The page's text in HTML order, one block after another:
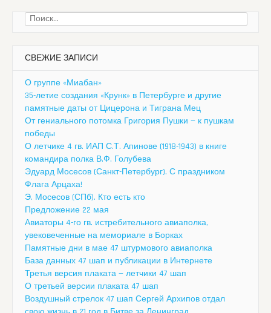
Найти:
СВЕЖИЕ ЗАПИСИ
О группе «Миабан»
35-летие создания «Крунк» в Петербурге и другие
памятные даты от Цицерона и Тиграна Мец
От гениального потомка Григория Пушки — к пушкам
победы
О летчике 4 гв. ИАП С.Т. Апинове (1918-1943) в книге
командира полка В.Ф. Голубева
Эдуард Мосесов (Санкт-Петербург). С праздником
Флага Арцаха!
Э. Мосесов (СПб). Кто есть кто
Предложение 22 мая
Авиаторы 4-го гв. истребительного авиаполка,
увековеченные на мемориале в Борках
Памятные дни в мае 47 штурмового авиаполка
База данных 47 шап и публикации в Интернете
Третья версия плаката — летчики 47 шап
О третьей версии плаката 47 шап
Воздушный стрелок 47 шап Сергей Архипов отдал